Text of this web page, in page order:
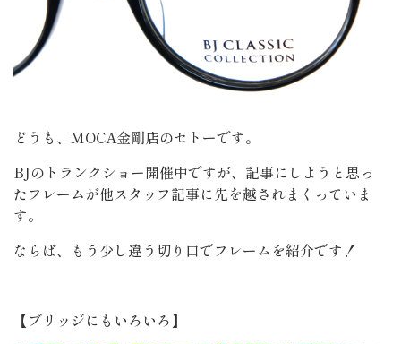
どうも、MOCA金剛店のセトーです。
BJのトランクショー開催中ですが、記事にしようと思っ
たフレームが他スタッフ記事に先を越されまくっていま
す。
ならば、もう少し違う切り口でフレームを紹介です！
【ブリッジにもいろいろ】